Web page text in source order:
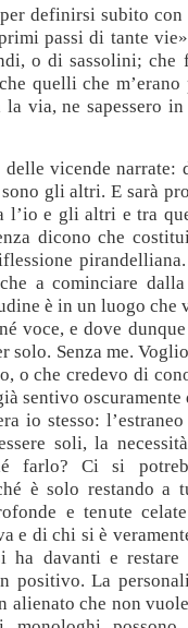
definirsi subito con
passi di tante
o di sassolini; che
quelli che m’erano
via, ne sapessero
vicende narrate:
gli altri. E sarà
l’io e gli altri e tra
dicono che
a cominciare
è in un luogo che
voce, e dove dunque
solo. Senza me.
o che credevo di
sentivo
io stesso:
soli, la
farlo? Ci si
è solo restando
e tenute
e di chi si è
ha davanti e
positivo. La
alienato che non